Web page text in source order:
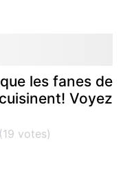
les fanes de
Voyez